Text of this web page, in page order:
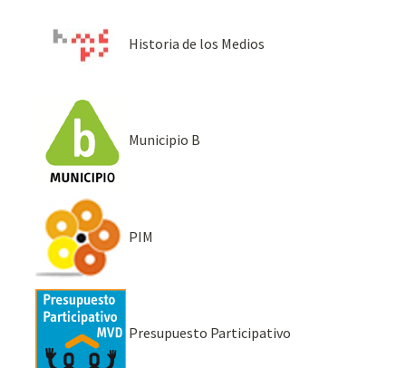
Historia de los Medios
Municipio B
PIM
Presupuesto Participativo